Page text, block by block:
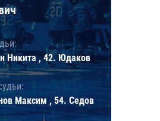
Никита , 42. Юдаков
Максим , 54. Седов